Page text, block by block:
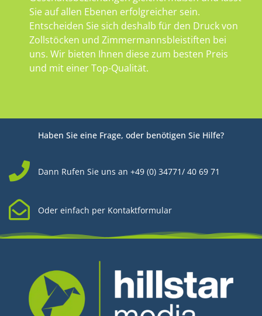
Sie auf allen Ebenen erfolgreicher sein.
Entscheiden Sie sich deshalb für den Druck von
Zollstöcken und Zimmermannsbleistiften bei
uns. Wir bieten Ihnen diese zum besten Preis
und mit einer Top-Qualität.
Haben Sie eine Frage, oder benötigen Sie Hilfe?
Dann Rufen Sie uns an +49 (0) 34771/ 40 69 71
Oder einfach per Kontaktformular